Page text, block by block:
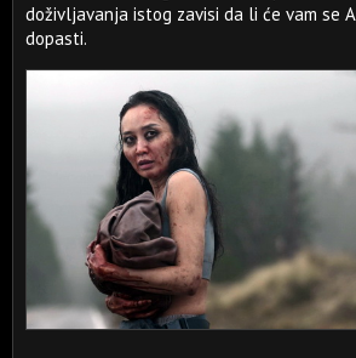
doživljavanja istog zavisi da li će vam se
dopasti.